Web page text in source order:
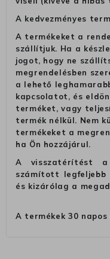
A kedvezményes
A termékeket a
szállítjuk. Ha a
jogot, hogy ne
megrendelésben
a lehető
kapcsolatot, és
terméket, vagy
termék nélkül. Nem
termékeket a
ha Ön hozzájárul.
A visszatérítést a
számított legfeljebb
és kizárólag a
A termékek 30